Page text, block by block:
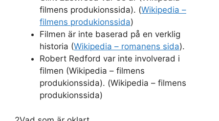
filmens produkionssida). (Wikipedia –
filmens produkionssida)
Filmen är inte baserad på en verklig
historia (Wikipedia – romanens sida).
Robert Redford var inte involverad i
filmen (Wikipedia – filmens
produkionssida). (Wikipedia – filmens
produkionssida)